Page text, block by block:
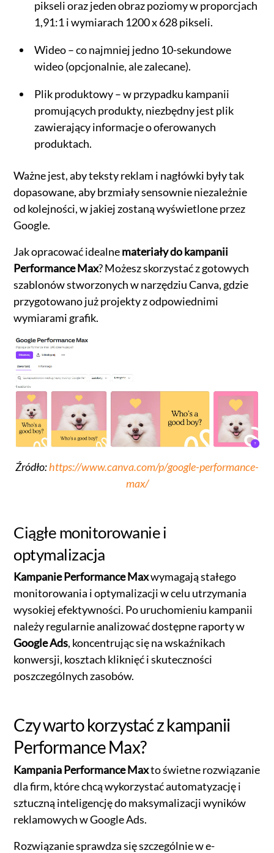
pikseli oraz jeden obraz poziomy w proporcjach
1,91:1 i wymiarach 1200 x 628 pikseli.
Wideo – co najmniej jedno 10-sekundowe
wideo (opcjonalnie, ale zalecane).
Plik produktowy – w przypadku kampanii
promujących produkty, niezbędny jest plik
zawierający informacje o oferowanych
produktach.
Ważne jest, aby teksty reklam i nagłówki były tak
dopasowane, aby brzmiały sensownie niezależnie
od kolejności, w jakiej zostaną wyświetlone przez
Google.
Jak opracować idealnemateriały do kampanii
Performance Max? Możesz skorzystać z gotowych
szablonów stworzonych w narzędziu Canva, gdzie
przygotowano już projekty z odpowiednimi
wymiarami grafik.
Źródło:https://www.canva.com/p/google-performance-
max/
Ciągłe monitorowanie i
optymalizacja
Kampanie Performance Maxwymagają stałego
monitorowania i optymalizacji w celu utrzymania
wysokiej efektywności. Po uruchomieniu kampanii
należy regularnie analizować dostępne raporty w
Google Ads, koncentrując się na wskaźnikach
konwersji, kosztach kliknięć i skuteczności
poszczególnych zasobów.
Czy warto korzystać z kampanii
Performance Max?
Kampania Performance Maxto świetne rozwiązanie
dla firm, które chcą wykorzystać automatyzację i
sztuczną inteligencję do maksymalizacji wyników
reklamowych w Google Ads.
Rozwiązanie sprawdza się szczególnie w e-